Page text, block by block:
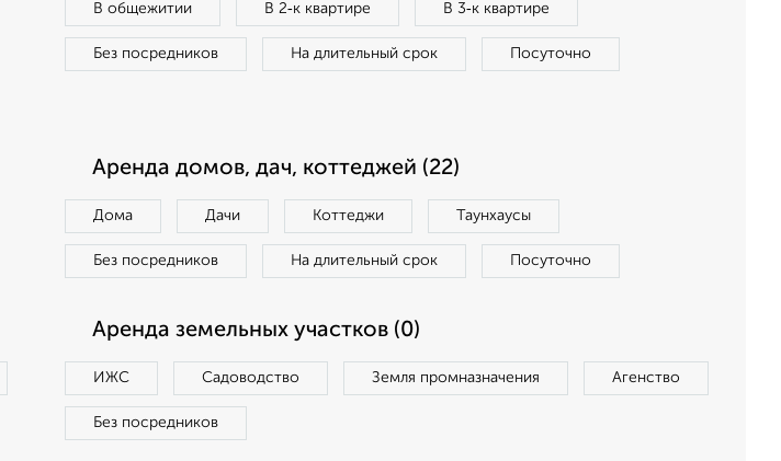
В общежитии В 2‑к квартире В 3‑к квартире
Без посредников На длительный срок Посуточно
Аренда домов, дач, коттеджей (22)
Дома Дачи Коттеджи Таунхаусы
Без посредников На длительный срок Посуточно
Аренда земельных участков (0)
ИЖС Садоводство Земля промназначения Агенство
Без посредников